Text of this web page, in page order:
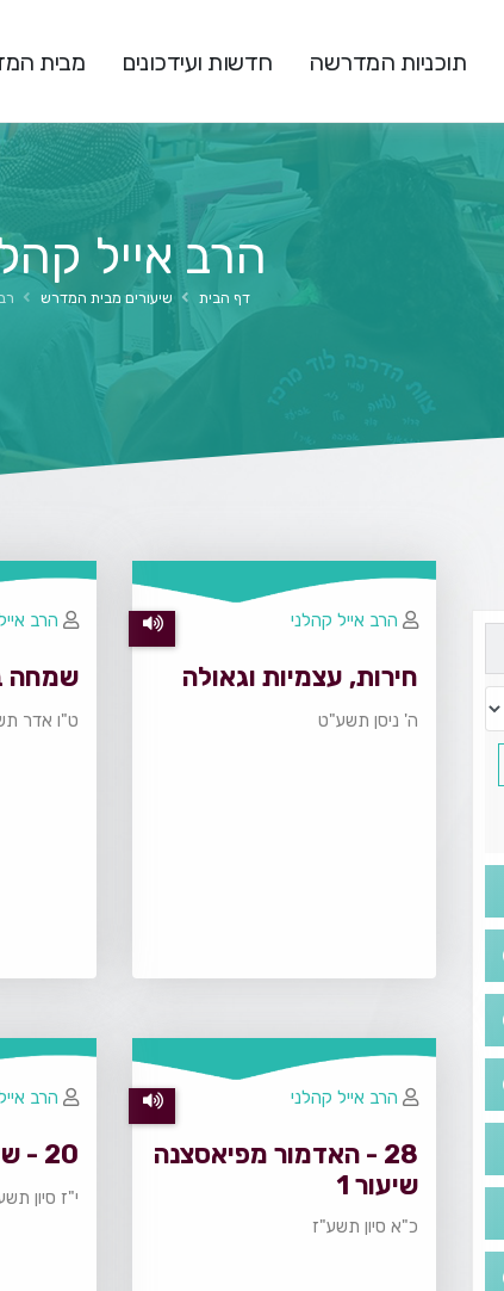
תוכניות המדרשה חדשות ועידכונים מבית
הרב אייל
דף הבית שיעורים מבית המדרש
חירות, עצמיות וגאולה
ה' ניסן תשע"ט
הרב אייל קהלני
שמחה
ט"ו אדר
הרב
28 - האדמור מפיאסצנה
שיעור 1
כ"א סיון תשע"ז
הרב אייל קהלני
20 - שיעור סיום
י"ז סיון
הרב